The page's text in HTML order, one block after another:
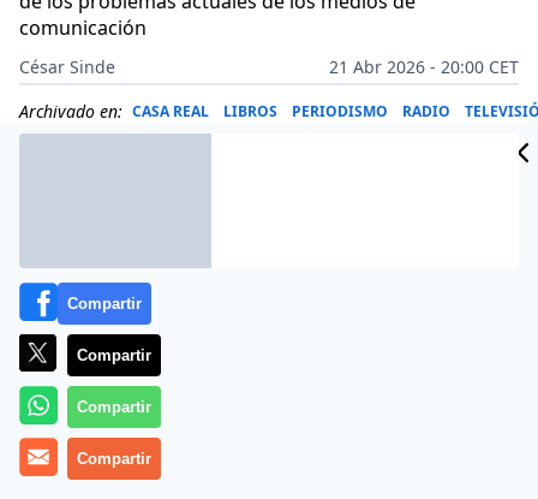
comunicación
César Sinde
21 Abr 2026 - 20:00 CET
Archivado en: CASA REAL LIBROS PERIODISMO RADIO
Compartir
Compartir
Compartir
Compartir